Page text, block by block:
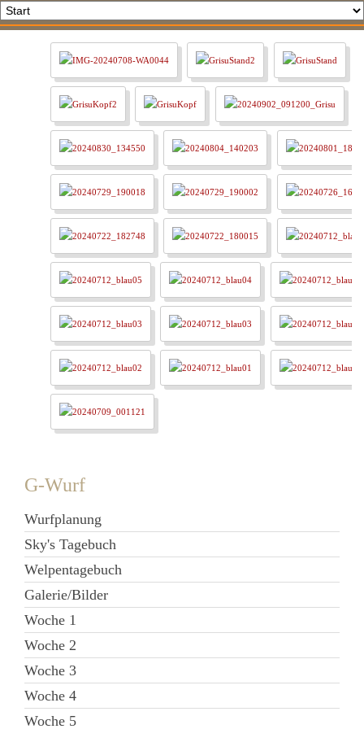
G-Wurf
Wurfplanung
Sky's Tagebuch
Welpentagebuch
Galerie/Bilder
Woche 1
Woche 2
Woche 3
Woche 4
Woche 5